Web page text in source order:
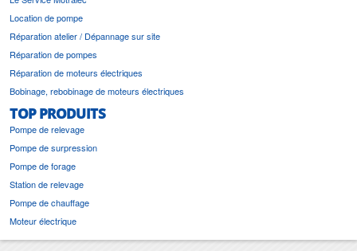
Location de pompe
Réparation atelier / Dépannage sur site
Réparation de pompes
Réparation de moteurs électriques
Bobinage, rebobinage de moteurs électriques
TOP PRODUITS
Pompe de relevage
Pompe de surpression
Pompe de forage
Station de relevage
Pompe de chauffage
Moteur électrique